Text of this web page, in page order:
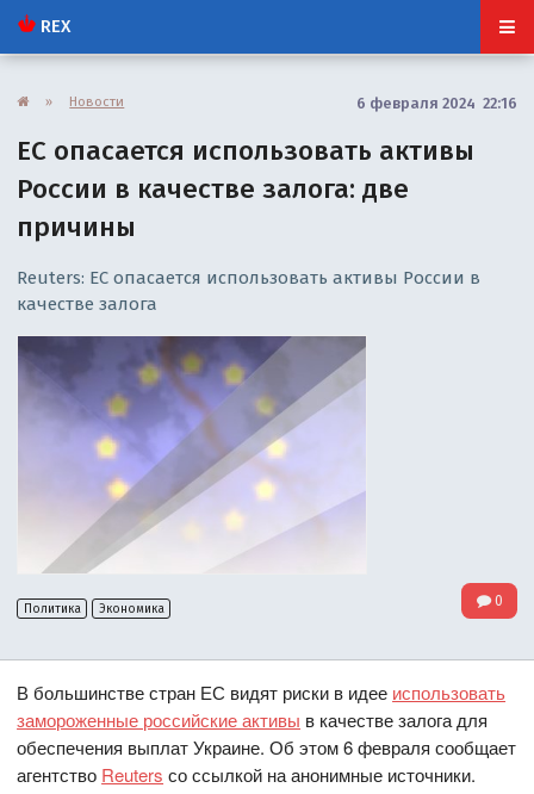
REX
» Новости 6 февраля 2024 22:16
ЕС опасается использовать активы
России в качестве залога: две
причины
Reuters: ЕС опасается использовать активы России в
качестве залога
Политика Экономика 0
В большинстве стран ЕС видят риски в идее использовать
замороженные российские активы в качестве залога для
обеспечения выплат Украине. Об этом 6 февраля сообщает
агентство Reuters со ссылкой на анонимные источники.